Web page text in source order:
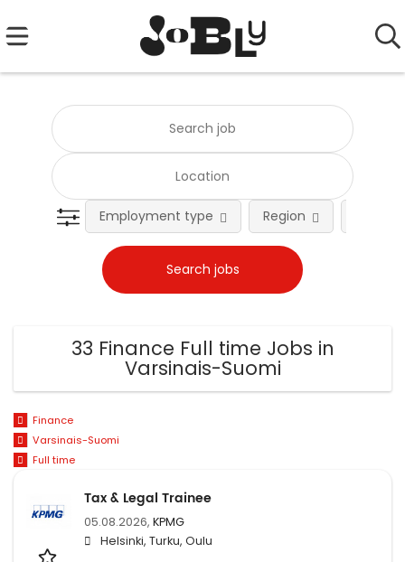
Employment type Region
33 Finance Full time Jobs in
Varsinais-Suomi
Finance
Varsinais-Suomi
Full time
Tax & Legal Trainee
05.08.2026, KPMG
Helsinki, Turku, Oulu